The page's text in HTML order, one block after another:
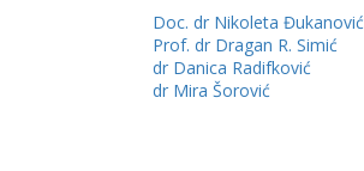
Doc. dr Nikoleta Đukanović
Prof. dr Dragan R. Simić
dr Danica Radifković
dr Mira Šorović